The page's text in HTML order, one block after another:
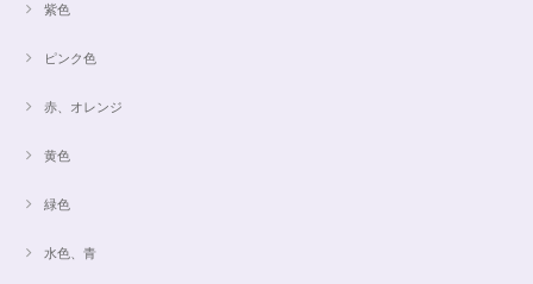
紫色
ピンク色
赤、オレンジ
黄色
緑色
水色、青